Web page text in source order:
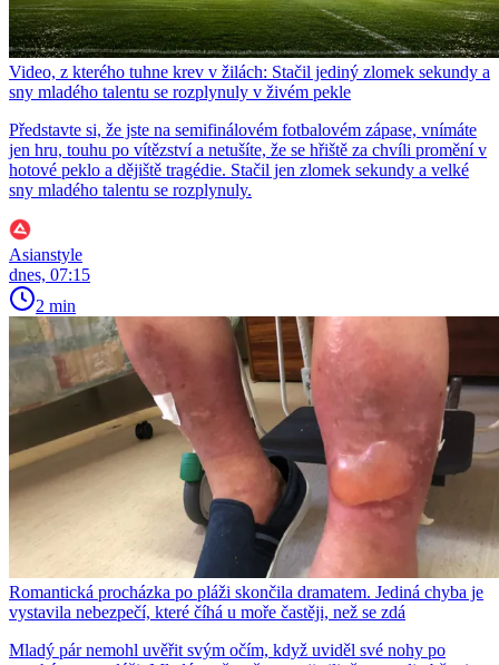
Video, z kterého tuhne krev v žilách: Stačil jediný zlomek sekundy a
sny mladého talentu se rozplynuly v živém pekle
Představte si, že jste na semifinálovém fotbalovém zápase, vnímáte
jen hru, touhu po vítězství a netušíte, že se hřiště za chvíli promění v
hotové peklo a dějiště tragédie. Stačil jen zlomek sekundy a velké
sny mladého talentu se rozplynuly.
Asianstyle
dnes, 07:15
2 min
Romantická procházka po pláži skončila dramatem. Jediná chyba je
vystavila nebezpečí, které číhá u moře častěji, než se zdá
Mladý pár nemohl uvěřit svým očím, když uviděl své nohy po